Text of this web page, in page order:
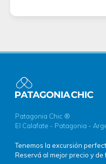
Patagonia Chic ®
El Calafate - Patagonia -
Tenemos la excursión
Reservá al mejor precio y de